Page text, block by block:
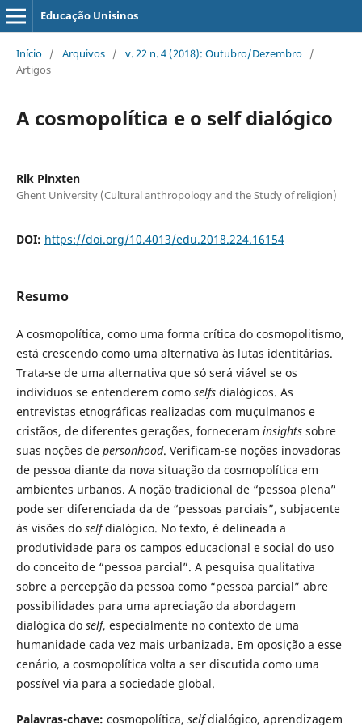
Educação Unisinos
Início / Arquivos / v. 22 n. 4 (2018): Outubro/Dezembro /
Artigos
A cosmopolítica e o self dialógico
Rik Pinxten
Ghent University (Cultural anthropology and the Study of religion)
DOI: https://doi.org/10.4013/edu.2018.224.16154
Resumo
A cosmopolítica, como uma forma crítica do cosmopolitismo,
está crescendo como uma alternativa às lutas identitárias.
Trata-se de uma alternativa que só será viável se os
indivíduos se entenderem como selfs dialógicos. As
entrevistas etnográficas realizadas com muçulmanos e
cristãos, de diferentes gerações, forneceram insights sobre
suas noções de personhood. Verificam-se noções inovadoras
de pessoa diante da nova situação da cosmopolítica em
ambientes urbanos. A noção tradicional de “pessoa plena”
pode ser diferenciada da de “pessoas parciais”, subjacente
às visões do selfdialógico. No texto, é delineada a
produtividade para os campos educacional e social do uso
do conceito de “pessoa parcial”. A pesquisa qualitativa
sobre a percepção da pessoa como “pessoa parcial” abre
possibilidades para uma apreciação da abordagem
dialógica do self, especialmente no contexto de uma
humanidade cada vez mais urbanizada. Em oposição a esse
cenário, a cosmopolítica volta a ser discutida como uma
possível via para a sociedade global.
Palavras-chave: cosmopolítica, selfdialógico, aprendizagem